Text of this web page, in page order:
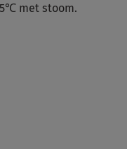
met stoom.